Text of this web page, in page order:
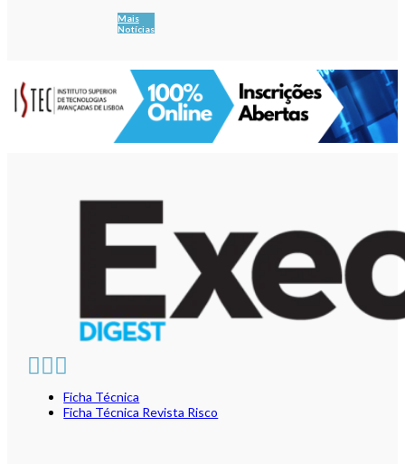
Mais
Notícias
Ficha Técnica
Ficha Técnica Revista Risco